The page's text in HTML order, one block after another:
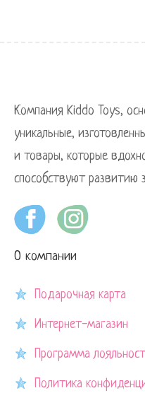
Компания Kiddo Toys,
уникальные,
и товары, которые
способствуют развитию
О компании
Подарочная карта
Интернет-магазин
Программа
Политика